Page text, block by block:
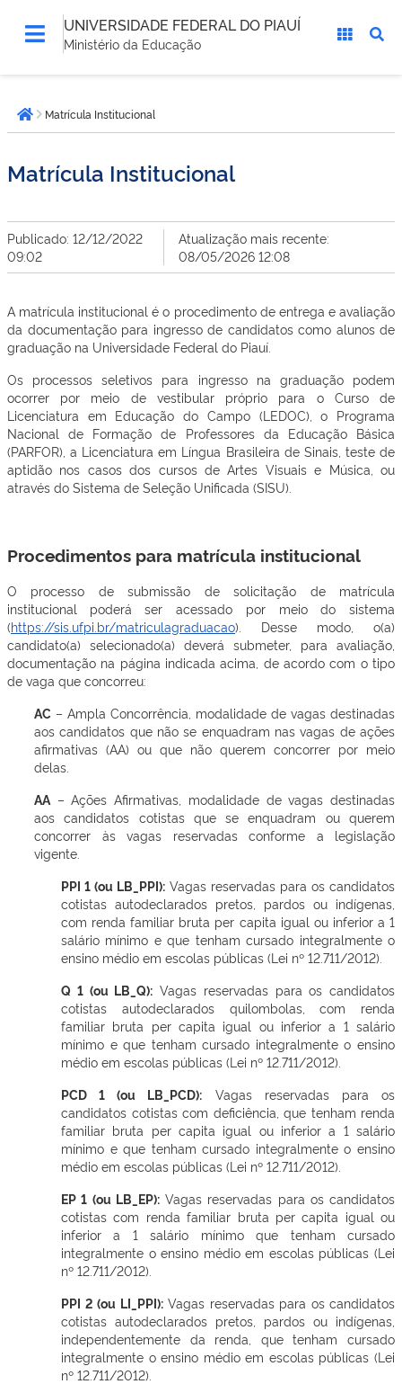
UNIVERSIDADE FEDERAL DO PIAUÍ
Ministério da Educação
está
aqui:Página inicial
Matrícula Institucional
Matrícula Institucional
Publicado: 12/12/2022
09:02
Atualização mais recente:
08/05/2026 12:08
A matrícula institucional é o procedimento de entrega e avaliação
da documentação para ingresso de candidatos como alunos de
graduação na Universidade Federal do Piauí.
Os processos seletivos para ingresso na graduação podem
ocorrer por meio de vestibular próprio para o Curso de
Licenciatura em Educação do Campo (LEDOC), o Programa
Nacional de Formação de Professores da Educação Básica
(PARFOR), a Licenciatura em Língua Brasileira de Sinais, teste de
aptidão nos casos dos cursos de Artes Visuais e Música, ou
através do Sistema de Seleção Unificada (SISU).
Procedimentos para matrícula institucional
O processo de submissão de solicitação de matrícula
institucional
poderá ser acessado por meio do sistema
(https://sis.ufpi.br/matriculagraduacao). Desse modo, o(a)
candidato(a) selecionado(a) deverá submeter, para avaliação,
documentação na página indicada acima, de acordo com o tipo
de vaga que concorreu:
AC – Ampla Concorrência, modalidade de vagas destinadas
aos candidatos que não se enquadram nas vagas de ações
afirmativas (AA) ou que não querem concorrer por meio
delas.
AA – Ações Afirmativas, modalidade de vagas destinadas
aos candidatos cotistas que se enquadram ou querem
concorrer às vagas reservadas conforme a legislação
vigente.
PPI 1 (ou LB_PPI): Vagas reservadas para os candidatos
cotistas autodeclarados pretos, pardos ou indígenas,
com renda familiar bruta per capita igual ou inferior a 1
salário mínimo e que tenham cursado integralmente o
ensino médio em escolas públicas (Lei nº 12.711/2012).
Q 1 (ou LB_Q): Vagas reservadas para os candidatos
cotistas autodeclarados quilombolas, com renda
familiar bruta per capita igual ou inferior a 1 salário
mínimo e que tenham cursado integralmente o ensino
médio em escolas públicas (Lei nº 12.711/2012).
PCD 1 (ou LB_PCD): Vagas reservadas para os
candidatos cotistas com deficiência, que tenham renda
familiar bruta per capita igual ou inferior a 1 salário
mínimo e que tenham cursado integralmente o ensino
médio em escolas públicas (Lei nº 12.711/2012).
EP 1 (ou LB_EP):Vagas reservadas para os candidatos
cotistas com renda familiar bruta per capita igual ou
inferior a 1 salário mínimo que tenham cursado
integralmente o ensino médio em escolas públicas (Lei
nº 12.711/2012).
PPI 2 (ou LI_PPI):Vagas reservadas para os candidatos
cotistas autodeclarados pretos, pardos ou indígenas,
independentemente da renda, que tenham cursado
integralmente o ensino médio em escolas públicas (Lei
nº 12.711/2012).